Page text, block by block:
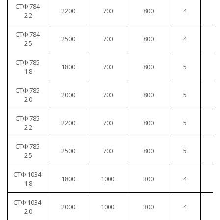
СТФ 784-
2.2
2200 700 800 4
СТФ 784-
2.5
2500 700 800 4
СТФ 785-
1.8
1800 700 800 5
СТФ 785-
2.0
2000 700 800 5
СТФ 785-
2.2
2200 700 800 5
СТФ 785-
2.5
2500 700 800 5
СТФ 1034-
1.8
1800 1000 300 4
СТФ 1034-
2.0
2000 1000 300 4